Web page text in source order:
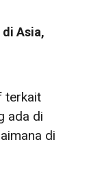
Asia,
terkait
ada di
di